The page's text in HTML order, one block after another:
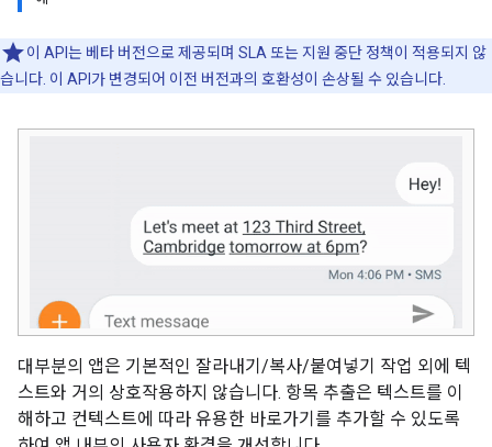
이 API는 베타 버전으로 제공되며 SLA 또는 지원 중단 정책이 적용되지 않
습니다. 이 API가 변경되어 이전 버전과의 호환성이 손상될 수 있습니다.
대부분의 앱은 기본적인 잘라내기/복사/붙여넣기 작업 외에 텍
스트와 거의 상호작용하지 않습니다. 항목 추출은 텍스트를 이
해하고 컨텍스트에 따라 유용한 바로가기를 추가할 수 있도록